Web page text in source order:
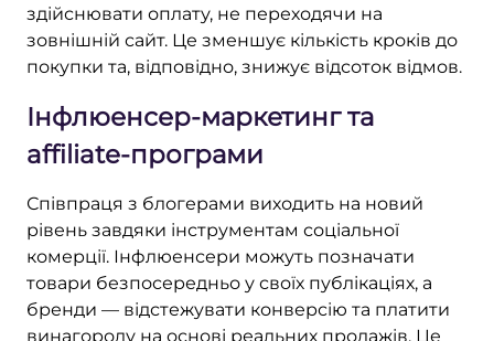
здійснювати оплату, не переходячи на
зовнішній сайт. Це зменшує кількість кроків до
покупки та, відповідно, знижує відсоток відмов.
Інфлюенсер-маркетинг та
affiliate-програми
Співпраця з блогерами виходить на новий
рівень завдяки інструментам соціальної
комерції. Інфлюенсери можуть позначати
товари безпосередньо у своїх публікаціях, а
бренди — відстежувати конверсію та платити
винагороду на основі реальних продажів. Це